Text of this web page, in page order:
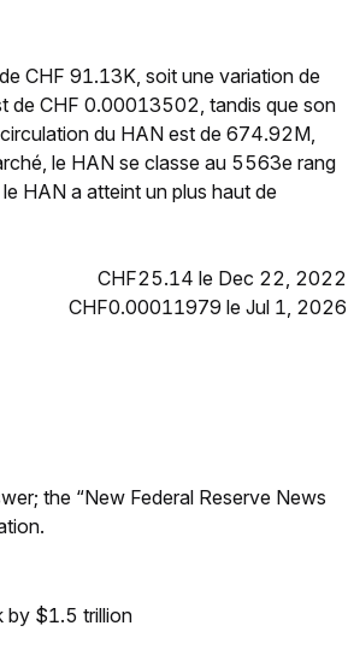
CHF 91.13K, soit une variation de
de CHF 0.00013502, tandis que son
du HAN est de 674.92M,
le HAN se classe au 5563e rang
HAN a atteint un plus haut de
CHF25.14 le Dec 22, 2022
CHF0.00011979 le Jul 1, 2026
the “New Federal Reserve News
by $1.5 trillion